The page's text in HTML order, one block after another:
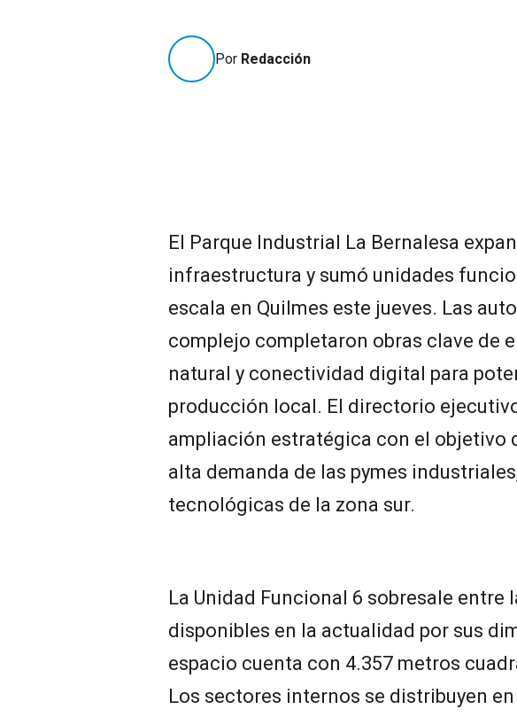
Por Redacción
El Parque Industrial La Bernalesa
infraestructura y sumó unidades
escala en Quilmes este jueves. Las
complejo completaron obras clave de
natural y conectividad digital para
producción local. El directorio
ampliación estratégica con el objetivo
alta demanda de las pymes
tecnológicas de la zona sur.
La Unidad Funcional 6 sobresale entre
disponibles en la actualidad por sus
espacio cuenta con 4.357 metros
Los sectores internos se distribuyen